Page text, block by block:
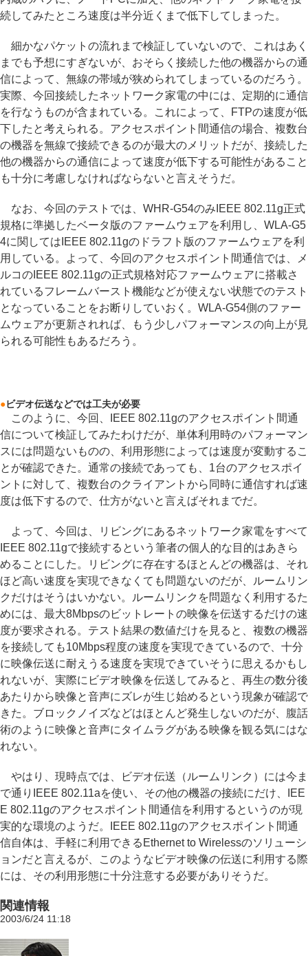
続してみたところ速度は半分近くまで低下してしまった。
細かなパケットの流れまで検証していないので、これはあく
までも予想にすぎないが、おそらく接続した他の機器からの通
信によって、無線の帯域が狭められてしまっているのだろう。
実際、今回接続したネットワーク家電の中には、定期的に通信
を行なうものが含まれている。これによって、FTPの速度が低
下したと考えられる。アクセスポイント間通信の場合、複数台
の機器を無線で接続できるのが最大のメリットだが、接続した
他の機器からの通信によって速度が低下する可能性があること
も十分に考慮しなければならないと言えそうだ。
なお、今回のテストでは、WHR-G54のみIEEE 802.11g正式
規格に準拠したベータ版のファームウェアを利用し、WLA-G5
4に関してはIEEE 802.11gのドラフト版のファームウェアを利
用している。よって、今回のアクセスポイント間通信では、メ
ルコのIEEE 802.11gの正式規格対応ファームウェアに搭載さ
れているフレームバースト機能などが使えない状態でのテスト
となっていることをお断りしていおく。WLA-G54側のファー
ムウェアが更新されれば、もう少しパフォーマンスの向上が見
られる可能性もあるだろう。
●ビデオ伝送などでは工夫が必要
このように、今回、IEEE 802.11gのアクセスポイント間通
信について検証してみたわけだが、単体利用時のパフォーマン
スには問題ないものの、利用形態によっては速度が変動するこ
とが確認できた。通常の接続であっても、1台のアクセスポイ
ントに対して、複数台のクライアントから同時に通信すれば速
度は低下するので、仕方がないと言えばそれまでだ。
よって、今回は、リビングにあるネットワーク家電をすべて
IEEE 802.11gで接続するという筆者の個人的な目的はあきら
めることにした。リビングに存在するほとんどの機器は、それ
ほど高い速度を実現できなくても問題ないのだが、ルームリン
クだけはそうはいかない。ルームリンクを問題なく利用するた
めには、最大8Mbpsのビットレートの映像を伝送するだけの速
度が要求される。テスト結果の数値だけを見ると、複数の機器
を接続しても10Mbps程度の速度を実現できているので、十分
に映像伝送に耐えうる速度を実現できていそうに思えるかもし
れないが、実際にビデオ映像を伝送してみると、再生の数分後
あたりから映像と音声にズレが生じ始めるという現象が確認で
きた。ブロックノイズなどはほとんど発生しないのだが、腹話
術のように映像と音声にタイムラグがある映像を観る気にはな
れない。
やはり、現時点では、ビデオ伝送（ルームリンク）には今ま
で通りIEEE 802.11aを使い、その他の機器の接続にだけ、IEE
E 802.11gのアクセスポイント間通信を利用するというのが現
実的な環境のようだ。IEEE 802.11gのアクセスポイント間通
信自体は、手軽に利用できるEthernet to Wirelessのソリューシ
ョンだと言えるが、このようなビデオ映像の伝送に利用する際
には、その利用形態に十分注意する必要がありそうだ。
関連情報
2003/6/24 11:18